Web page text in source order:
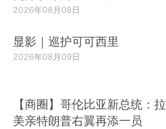
2026年08月08日
显影｜巡护可可西里
2026年08月09日
【商圈】哥伦比亚新总统：拉
美亲特朗普右翼再添一员